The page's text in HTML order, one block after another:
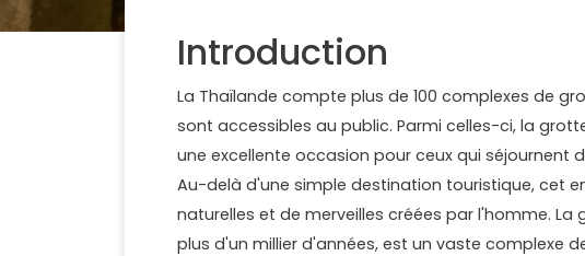
Introduction
La Thaïlande compte plus de 100 complexes de
sont accessibles au public. Parmi celles-ci, la
une excellente occasion pour ceux qui séjournent
Au-delà d'une simple destination touristique, cet
naturelles et de merveilles créées par l'homme.
plus d'un millier d'années, est un vaste complexe